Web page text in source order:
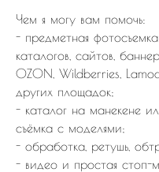
Чем я могу вам помочь:
- предметная
каталогов, сайтов,
OZON, Wildberries,
других площадок;
- каталог на манекене
съёмка с моделями;
- обработка, ретушь,
- видео и простая стоп-